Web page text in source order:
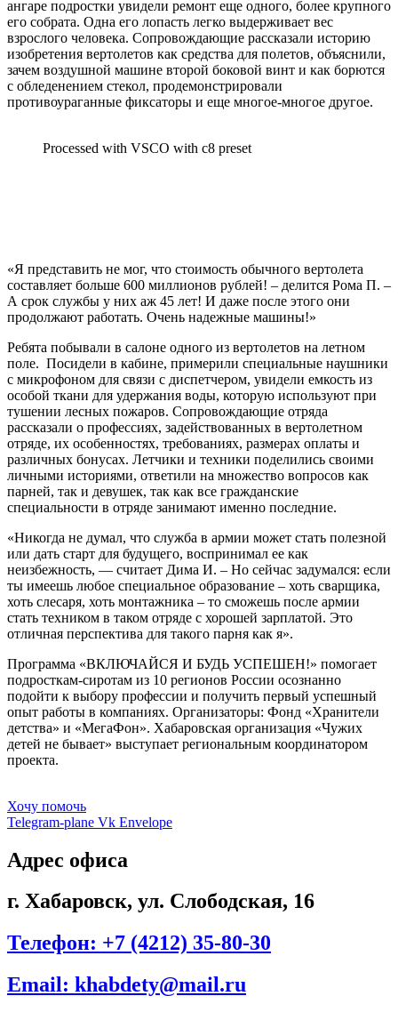
ангаре подростки увидели ремонт еще одного, более крупного
его собрата. Одна его лопасть легко выдерживает вес
взрослого человека. Сопровождающие рассказали историю
изобретения вертолетов как средства для полетов, объяснили,
зачем воздушной машине второй боковой винт и как борются
с обледенением стекол, продемонстрировали
противоураганные фиксаторы и еще многое-многое другое.
Processed with VSCO with c8 preset
«Я представить не мог, что стоимость обычного вертолета
составляет больше 600 миллионов рублей! – делится Рома П. –
А срок службы у них аж 45 лет! И даже после этого они
продолжают работать. Очень надежные машины!»
Ребята побывали в салоне одного из вертолетов на летном
поле. Посидели в кабине, примерили специальные наушники
с микрофоном для связи с диспетчером, увидели емкость из
особой ткани для удержания воды, которую используют при
тушении лесных пожаров. Сопровождающие отряда
рассказали о профессиях, задействованных в вертолетном
отряде, их особенностях, требованиях, размерах оплаты и
различных бонусах. Летчики и техники поделились своими
личными историями, ответили на множество вопросов как
парней, так и девушек, так как все гражданские
специальности в отряде занимают именно последние.
«Никогда не думал, что служба в армии может стать полезной
или дать старт для будущего, воспринимал ее как
неизбежность, — считает Дима И. – Но сейчас задумался: если
ты имеешь любое специальное образование – хоть сварщика,
хоть слесаря, хоть монтажника – то сможешь после армии
стать техником в таком отряде с хорошей зарплатой. Это
отличная перспектива для такого парня как я».
Программа «ВКЛЮЧАЙСЯ И БУДЬ УСПЕШЕН!» помогает
подросткам-сиротам из 10 регионов России осознанно
подойти к выбору профессии и получить первый успешный
опыт работы в компаниях. Организаторы: Фонд «Хранители
детства» и «МегаФон». Хабаровская организация «Чужих
детей не бывает» выступает региональным координатором
проекта.
Хочу помочь
Telegram-plane Vk Envelope
Адрес офиса
г. Хабаровск, ул. Слободская, 16
Телефон: +7 (4212) 35-80-30
Email: khabdety@mail.ru